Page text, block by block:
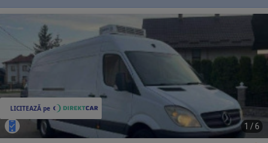
1 /6